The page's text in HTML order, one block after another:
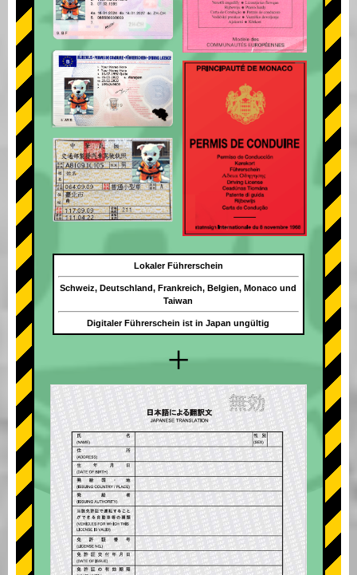
+
Lokaler Führerschein
Schweiz, Deutschland, Frankreich, Belgien, Monaco und
Taiwan
Digitaler Führerschein ist in Japan ungültig